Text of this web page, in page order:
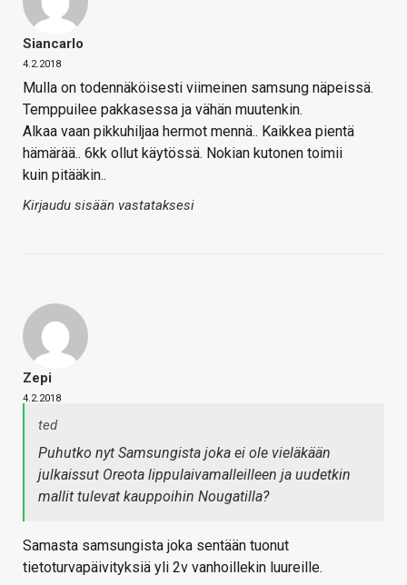
Siancarlo
4.2.2018
Mulla on todennäköisesti viimeinen samsung näpeissä.
Temppuilee pakkasessa ja vähän muutenkin.
Alkaa vaan pikkuhiljaa hermot mennä.. Kaikkea pientä
hämärää.. 6kk ollut käytössä. Nokian kutonen toimii
kuin pitääkin..
Kirjaudu sisään vastataksesi
Zepi
4.2.2018
ted
Puhutko nyt Samsungista joka ei ole vieläkään
julkaissut Oreota lippulaivamalleilleen ja uudetkin
mallit tulevat kauppoihin Nougatilla?
Samasta samsungista joka sentään tuonut
tietoturvapäivityksiä yli 2v vanhoillekin luureille.